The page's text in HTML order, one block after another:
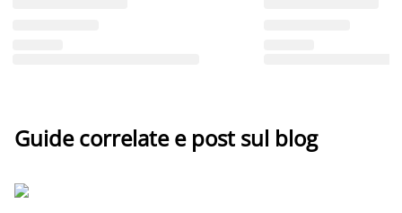
Guide correlate e post sul blog